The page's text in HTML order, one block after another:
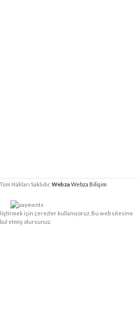
Hakları Saklıdır. WebzaWebza Bilişim
için çerezler kullanıyoruz. Bu web sitesine
etmiş olursunuz.